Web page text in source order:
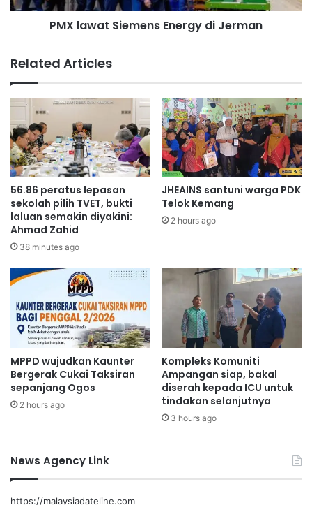
DUN Ampangan – Dewan Besar Gedong Lalang 50.
Kampung Jijan, Labu.
AKS, Air Kuning Gemencheh.
Aminuddin Jualan Nismilan Prihatin
a
s
a
s
r
a
n
p
e
l
a
b
u
n
h
R
M
1
l
i
S
e
n
s
n
e
r
g
y
d
i
J
e
a
PMX lawat Siemens Energy di Jerman
Related Articles
56.86 peratus lepasan
sekolah pilih TVET, bukti
laluan semakin diyakini:
Ahmad Zahid
38 minutes ago
JHEAINS santuni warga PDK
Telok Kemang
2 hours ago
MPPD wujudkan Kaunter
Bergerak Cukai Taksiran
sepanjang Ogos
2 hours ago
Kompleks Komuniti
Ampangan siap, bakal
diserah kepada ICU untuk
tindakan selanjutnya
3 hours ago
News Agency Link
https://malaysiadateline.com